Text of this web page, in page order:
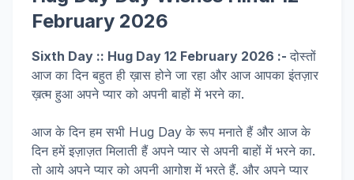
February 2026
Sixth Day :: Hug Day 12 February 2026 :- दोस्तों
आज का दिन बहुत ही ख़ास होने जा रहा और आज आपका इंतज़ार
ख़त्म हुआ अपने प्यार को अपनी बाहों में भरने का.
आज के दिन हम सभी Hug Day के रूप मनाते हैं और आज के
दिन हमें इज़ाज़त मिलाती हैं अपने प्यार से अपनी बाहों में भरने का.
तो आये अपने प्यार को अपनी आगोश में भरते हैं. और अपने प्यार